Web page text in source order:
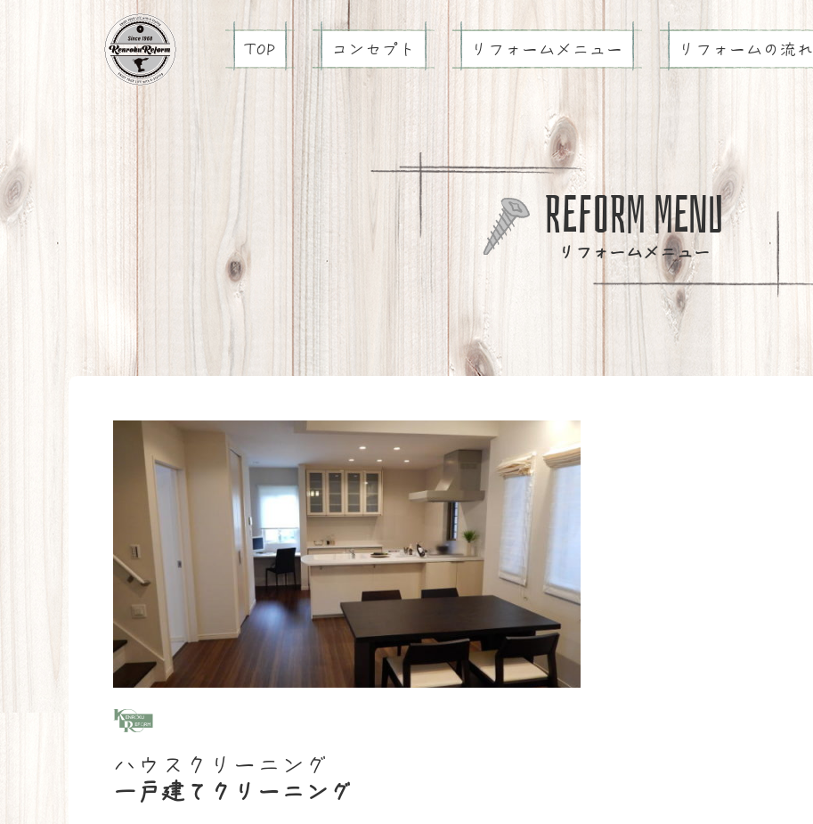
TOP コンセプト リフォームメニュー リフォームの流れ
REFORM MENU
リフォームメニュー
ハウスクリーニング
一戸建てクリーニング